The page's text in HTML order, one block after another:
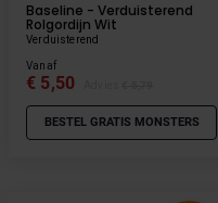
Baseline - Verduisterend
Rolgordijn Wit
Verduisterend
Vanaf
€ 5,50
BESTEL GRATIS MONSTERS